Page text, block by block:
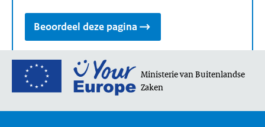
Beoordeel deze pagina
Ga
naar
homepage
Ministerie van Buitenlandse
Zaken